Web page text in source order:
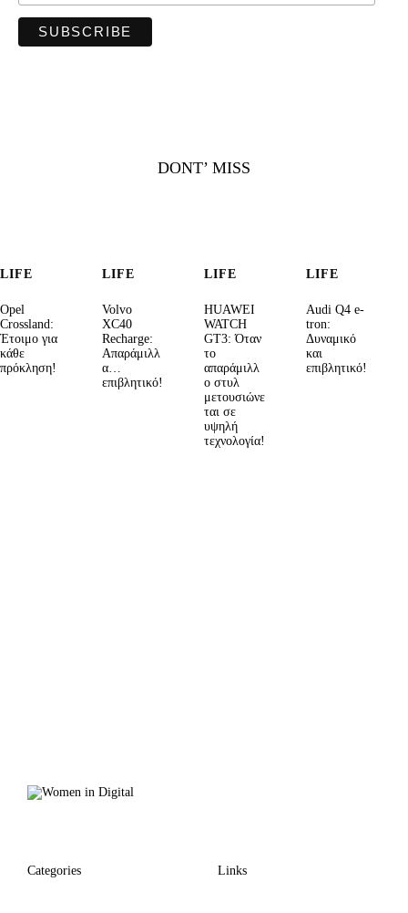
DONT’ MISS
LIFE
Opel
Crossland:
Έτοιμο για
κάθε
πρόκληση!
LIFE
Volvo
XC40
Recharge:
Απαράμιλλ
α…
επιβλητικό!
LIFE
HUAWEI
WATCH
GT3: Όταν
το
απαράμιλλ
ο στυλ
μετουσιώνε
ται σε
υψηλή
τεχνολογία!
LIFE
Audi Q4 e-
tron:
Δυναμικό
και
επιβλητικό!
Categories Links